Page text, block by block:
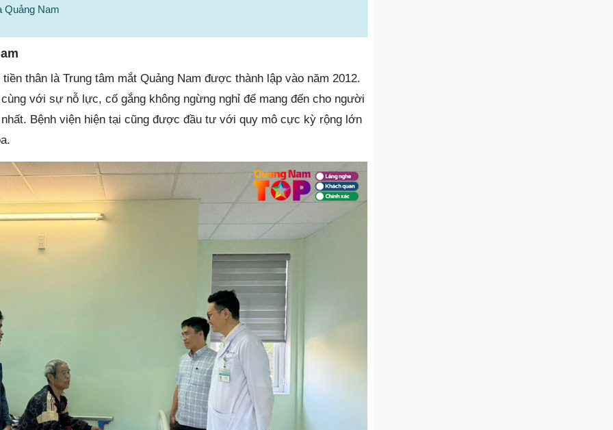
Quảng Nam
thân là Trung tâm mắt Quảng Nam được thành lập vào năm 2012.
với sự nỗ lực, cố gắng không ngừng nghỉ để mang đến cho người
Bệnh viện hiện tại cũng được đầu tư với quy mô cực kỳ rộng lớn